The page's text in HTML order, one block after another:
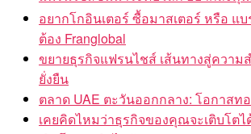
อยากโกอินเตอร์ ซื้อมาสเตอร์ หรือ แ
ต้อง Franglobal
ขยายธุรกิจแฟรนไชส์ เส้นทางสู่ความส
ยั่งยืน
ตลาด UAE ตะวันออกกลาง: โอกาสท
เคยคิดไหมว่าธุรกิจของคุณจะเติบโต